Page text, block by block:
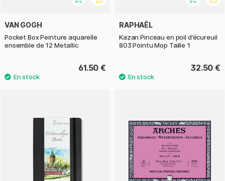
VAN GOGH
Pocket Box Peinture aquarelle
ensemble de 12 Metallic
61.50 €
RAPHAËL
Kazan Pinceau en poil d’écureuil
803 Pointu Mop Taille 1
32.50 €